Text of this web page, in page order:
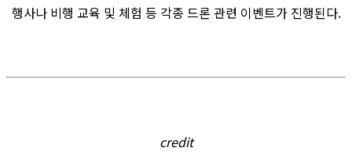
행사나 비행 교육 및 체험 등 각종 드론 관련 이벤트가 진행된다.
credit